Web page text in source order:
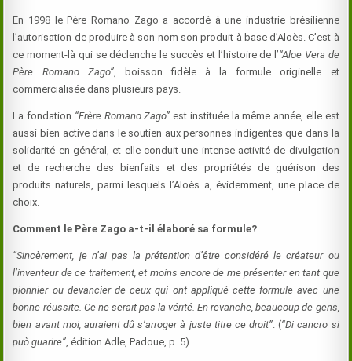
En 1998 le Père Romano Zago a accordé à une industrie brésilienne
l’autorisation de produire à son nom son produit à base d’Aloès. C’est à
ce moment-là qui se déclenche le succès et l’histoire de l’“Aloe Vera de
Père Romano Zago”, boisson fidèle à la formule originelle et
commercialisée dans plusieurs pays.
La fondation “Frère Romano Zago” est instituée la même année, elle est
aussi bien active dans le soutien aux personnes indigentes que dans la
solidarité en général, et elle conduit une intense activité de divulgation
et de recherche des bienfaits et des propriétés de guérison des
produits naturels, parmi lesquels l’Aloès a, évidemment, une place de
choix.
Comment le Père Zago a-t-il élaboré sa formule?
“Sincèrement, je n’ai pas la prétention d’être considéré le créateur ou
l’inventeur de ce traitement, et moins encore de me présenter en tant que
pionnier ou devancier de ceux qui ont appliqué cette formule avec une
bonne réussite. Ce ne serait pas la vérité. En revanche, beaucoup de gens,
bien avant moi, auraient dû s’arroger à juste titre ce droit” . (“Di cancro si
può guarire” , édition Adle, Padoue, p. 5).